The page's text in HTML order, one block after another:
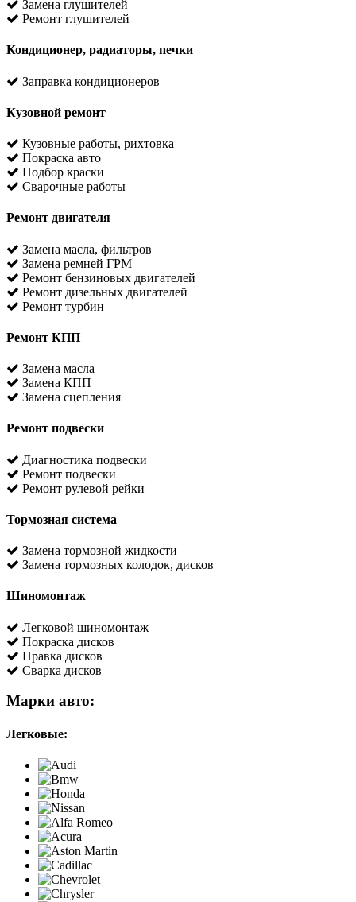
Замена глушителей
Ремонт глушителей
Кондиционер, радиаторы, печки
Заправка кондиционеров
Кузовной ремонт
Кузовные работы, рихтовка
Покраска авто
Подбор краски
Сварочные работы
Ремонт двигателя
Замена масла, фильтров
Замена ремней ГРМ
Ремонт бензиновых двигателей
Ремонт дизельных двигателей
Ремонт турбин
Ремонт КПП
Замена масла
Замена КПП
Замена сцепления
Ремонт подвески
Диагностика подвески
Ремонт подвески
Ремонт рулевой рейки
Тормозная система
Замена тормозной жидкости
Замена тормозных колодок, дисков
Шиномонтаж
Легковой шиномонтаж
Покраска дисков
Правка дисков
Сварка дисков
Марки авто:
Легковые: